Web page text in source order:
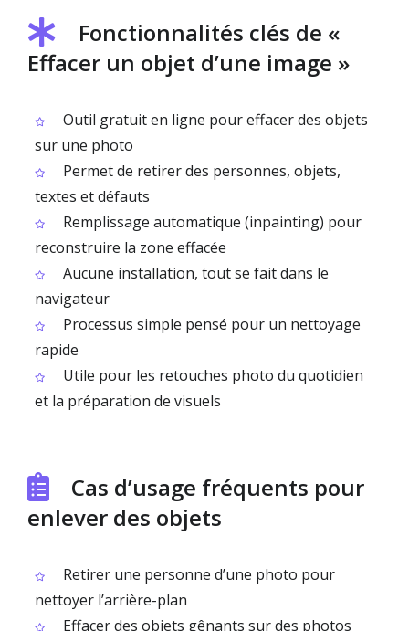
Fonctionnalités clés de «
Effacer un objet d’une image »
Outil gratuit en ligne pour effacer des objets
sur une photo
Permet de retirer des personnes, objets,
textes et défauts
Remplissage automatique (inpainting) pour
reconstruire la zone effacée
Aucune installation, tout se fait dans le
navigateur
Processus simple pensé pour un nettoyage
rapide
Utile pour les retouches photo du quotidien
et la préparation de visuels
Cas d’usage fréquents pour
enlever des objets
Retirer une personne d’une photo pour
nettoyer l’arrière-plan
Effacer des objets gênants sur des photos